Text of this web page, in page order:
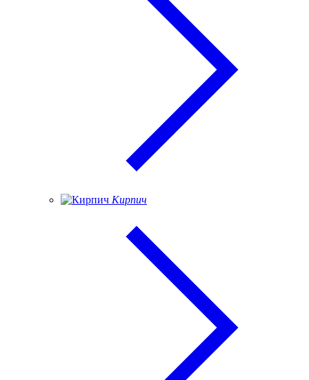
Кирпич